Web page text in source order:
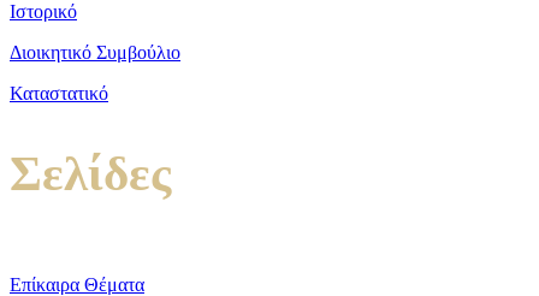
Ιστορικό
Διοικητικό Συμβούλιο
Καταστατικό
Σελίδες
Επίκαιρα Θέματα